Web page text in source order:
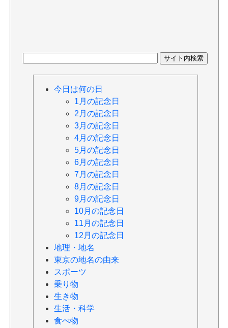
今日は何の日
1月の記念日
2月の記念日
3月の記念日
4月の記念日
5月の記念日
6月の記念日
7月の記念日
8月の記念日
9月の記念日
10月の記念日
11月の記念日
12月の記念日
地理・地名
東京の地名の由来
スポーツ
乗り物
生き物
生活・科学
食べ物